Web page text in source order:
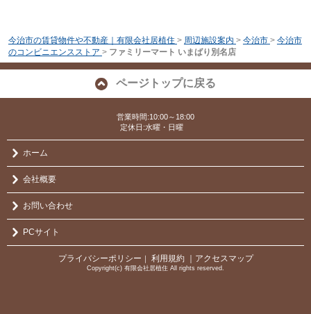
今治市の賃貸物件や不動産｜有限会社居植住 > 周辺施設案内 > 今治市 > 今治市
のコンビニエンスストア > ファミリーマート いまばり別名店
ページトップに戻る
営業時間:10:00～18:00
定休日:水曜・日曜
ホーム
会社概要
お問い合わせ
PCサイト
プライバシーポリシー ｜ 利用規約 ｜アクセスマップ
Copyright(c) 有限会社居植住 All rights reserved.